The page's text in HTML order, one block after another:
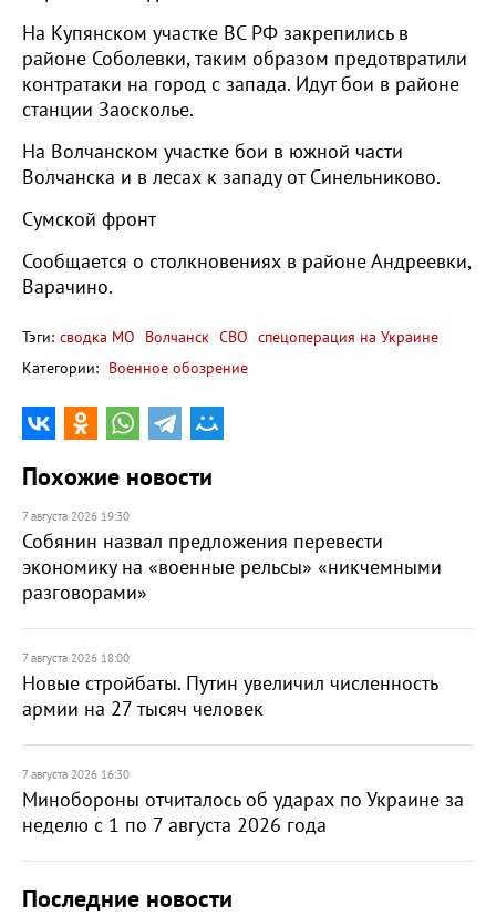
На Купянском участке ВС РФ закрепились в
районе Соболевки, таким образом предотвратили
контратаки на город с запада. Идут бои в районе
станции Заосколье.
На Волчанском участке бои в южной части
Волчанска и в лесах к западу от Синельниково.
Сумской фронт
Сообщается о столкновениях в районе Андреевки,
Варачино.
Тэги: сводка МО Волчанск СВО спецоперация на Украине
Категории: Военное обозрение
Похожие новости
7 августа 2026 19:30
Собянин назвал предложения перевести
экономику на «военные рельсы» «никчемными
разговорами»
7 августа 2026 18:00
Новые стройбаты. Путин увеличил численность
армии на 27 тысяч человек
7 августа 2026 16:30
Минобороны отчиталось об ударах по Украине за
неделю с 1 по 7 августа 2026 года
Последние новости